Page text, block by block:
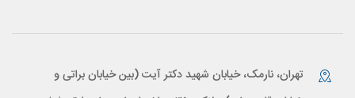
تهران، نارمک، خیابان شهید دکتر آیت (بین خیابان براتی و